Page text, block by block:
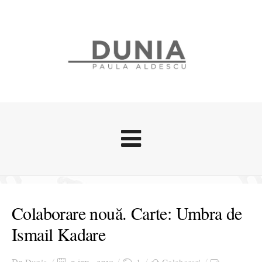
Stari afective
Zice Dunia
Cursuri povestite
Colaborare nouă. Carte: Umbra de
Ismail Kadare